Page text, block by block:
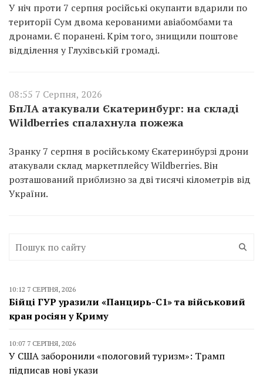
У ніч проти 7 серпня російські окупанти вдарили по
території Сум двома керованими авіабомбами та
дронами. Є поранені. Крім того, знищили поштове
відділення у Глухівській громаді.
08:55 7 Серпня, 2026
БпЛА атакували Єкатеринбург: на складі
Wildberries спалахнула пожежа
Зранку 7 серпня в російському Єкатеринбурзі дрони
атакували склад маркетплейсу Wildberries. Він
розташований приблизно за дві тисячі кілометрів від
України.
10:12 7 СЕРПНЯ, 2026
Бійці ГУР уразили «Панцирь-С1» та військовий
кран росіян у Криму
10:07 7 СЕРПНЯ, 2026
У США заборонили «пологовий туризм»: Трамп
підписав нові укази